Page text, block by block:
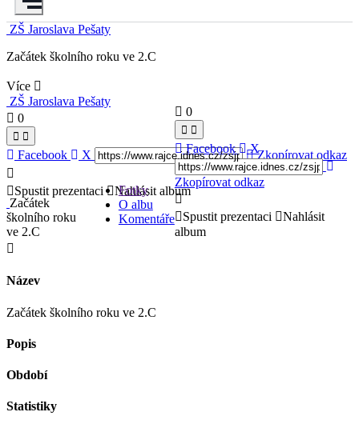
ZŠ Jaroslava Pešaty
Začátek školního roku ve 2.C
Více
ZŠ Jaroslava Pešaty
0
Facebook X Zkopírovat odkaz
Spustit prezentaci
Nahlásit album
Začátek
školního roku
ve 2.C
Fotky
O albu
Komentáře
0
Facebook X
Zkopírovat odkaz
Spustit prezentaci
Nahlásit
album
Název
Začátek školního roku ve 2.C
Popis
Období
Statistiky